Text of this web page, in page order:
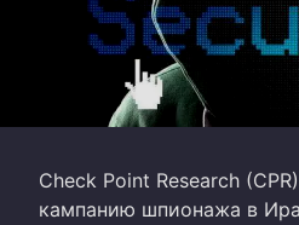
Check Point Research
кампанию шпионажа в